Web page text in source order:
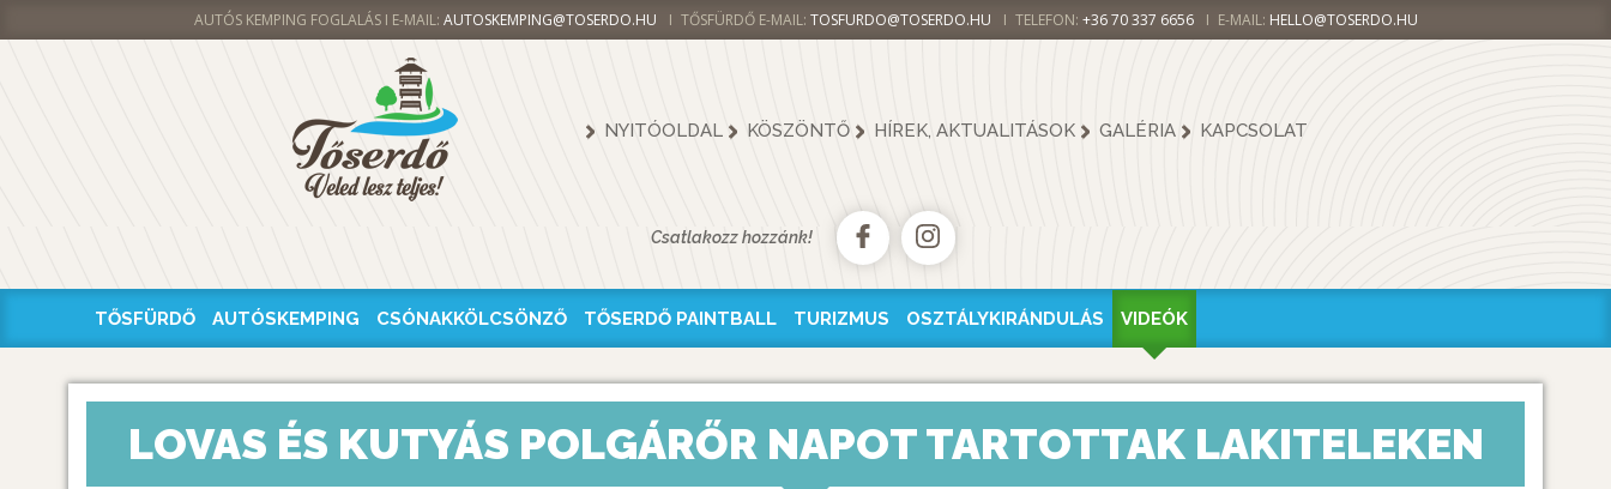
AUTÓS KEMPING FOGLALÁS I E-MAIL: AUTOSKEMPING@TOSERDO.HU TŐSFÜRDŐ E-MAIL: TOSFURDO@TOSERDO.HU TELEFON: +36 70 337 6656 E-MAIL: HELLO@TOSERDO.HU
NYITÓOLDAL KÖSZÖNTŐ HÍREK, AKTUALITÁSOK GALÉRIA KAPCSOLAT
Csatlakozz hozzánk!
TŐSFÜRDŐ AUTÓSKEMPING CSÓNAKKÖLCSÖNZŐ TŐSERDŐ PAINTBALL TURIZMUS OSZTÁLYKIRÁNDULÁS VIDEÓK
LOVAS ÉS KUTYÁS POLGÁRŐR NAPOT TARTOTTAK LAKITELEKEN